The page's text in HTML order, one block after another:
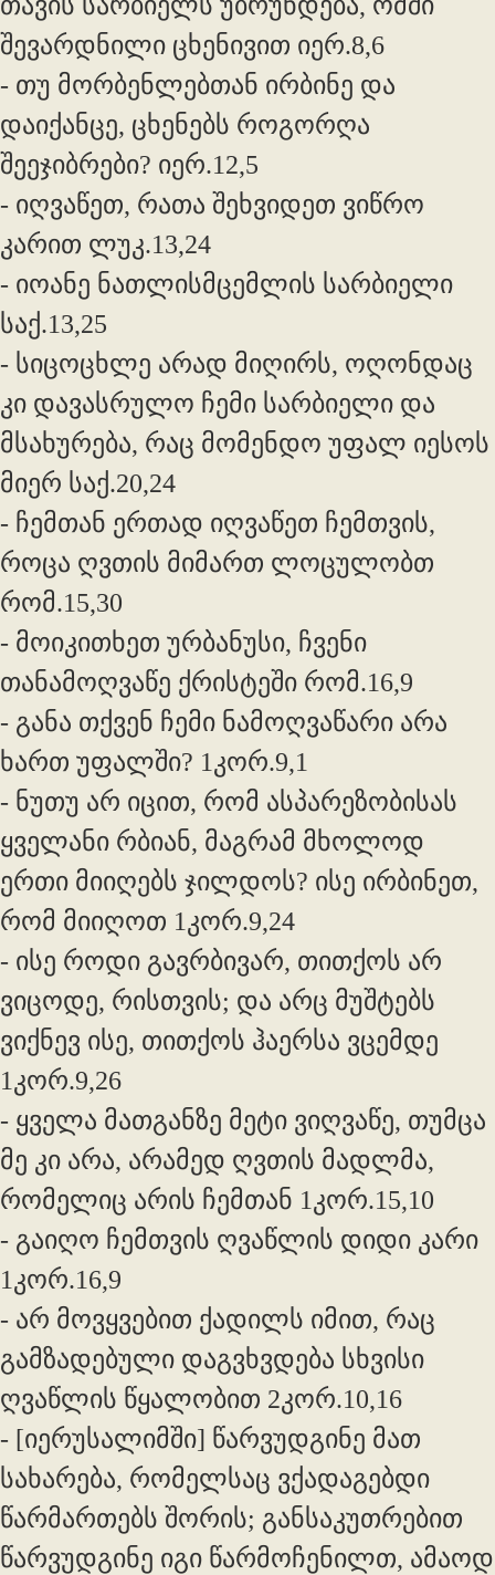
შევარდნილი ცხენივით იერ.8,6
- თუ მორბენლებთან ირბინე და
დაიქანცე, ცხენებს როგორღა
შეეჯიბრები? იერ.12,5
- იღვაწეთ, რათა შეხვიდეთ ვიწრო
კარით ლუკ.13,24
- იოანე ნათლისმცემლის სარბიელი
საქ.13,25
- სიცოცხლე არად მიღირს, ოღონდაც
კი დავასრულო ჩემი სარბიელი და
მსახურება, რაც მომენდო უფალ იესოს
მიერ საქ.20,24
- ჩემთან ერთად იღვაწეთ ჩემთვის,
როცა ღვთის მიმართ ლოცულობთ
რომ.15,30
- მოიკითხეთ ურბანუსი, ჩვენი
თანამოღვაწე ქრისტეში რომ.16,9
- განა თქვენ ჩემი ნამოღვაწარი არა
ხართ უფალში? 1კორ.9,1
- ნუთუ არ იცით, რომ ასპარეზობისას
ყველანი რბიან, მაგრამ მხოლოდ
ერთი მიიღებს ჯილდოს? ისე ირბინეთ,
რომ მიიღოთ 1კორ.9,24
- ისე როდი გავრბივარ, თითქოს არ
ვიცოდე, რისთვის; და არც მუშტებს
ვიქნევ ისე, თითქოს ჰაერსა ვცემდე
1კორ.9,26
- ყველა მათგანზე მეტი ვიღვაწე, თუმცა
მე კი არა, არამედ ღვთის მადლმა,
რომელიც არის ჩემთან 1კორ.15,10
- გაიღო ჩემთვის ღვაწლის დიდი კარი
1კორ.16,9
- არ მოვყვებით ქადილს იმით, რაც
გამზადებული დაგვხვდება სხვისი
ღვაწლის წყალობით 2კორ.10,16
- [იერუსალიმში] წარვუდგინე მათ
სახარება, რომელსაც ვქადაგებდი
წარმართებს შორის; განსაკუთრებით
წარვუდგინე იგი წარმოჩენილთ, ამაოდ